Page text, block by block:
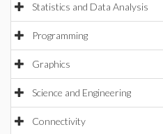
Statistics and Data Analysis
Programming
Graphics
Science and Engineering
Connectivity